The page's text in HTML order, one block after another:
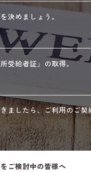
決めましょう。
所受給者証」の取得。
ましたら、ご利用のご契
ご検討中の皆様へ